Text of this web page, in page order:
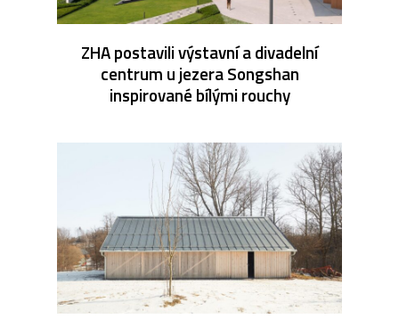
ZHA postavili výstavní a divadelní
centrum u jezera Songshan
inspirované bílými rouchy